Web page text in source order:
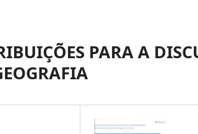
PARA A